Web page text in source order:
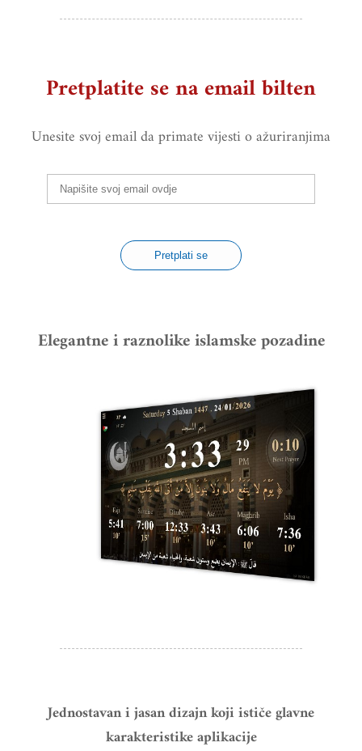
Pretplatite se na email bilten
Unesite svoj email da primate vijesti o ažuriranjima
Pretplati se
Elegantne i raznolike islamske pozadine
Jednostavan i jasan dizajn koji ističe glavne
karakteristike aplikacije